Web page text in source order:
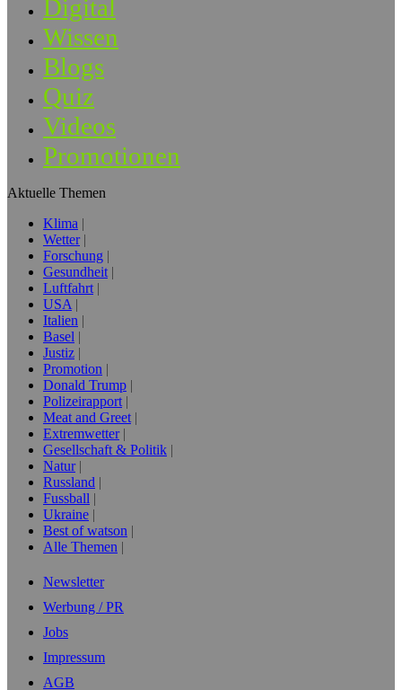
Digital
Wissen
Blogs
Quiz
Videos
Promotionen
Aktuelle Themen
Klima
Wetter
Forschung
Gesundheit
Luftfahrt
USA
Italien
Basel
Justiz
Promotion
Donald Trump
Polizeirapport
Meat and Greet
Extremwetter
Gesellschaft & Politik
Natur
Russland
Fussball
Ukraine
Best of watson
Alle Themen
Newsletter
Werbung / PR
Jobs
Impressum
AGB